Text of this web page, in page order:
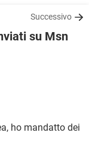
Successivo
su Msn
ho mandatto dei